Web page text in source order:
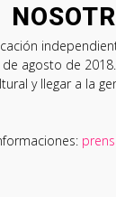
agosto de
y llegar a la